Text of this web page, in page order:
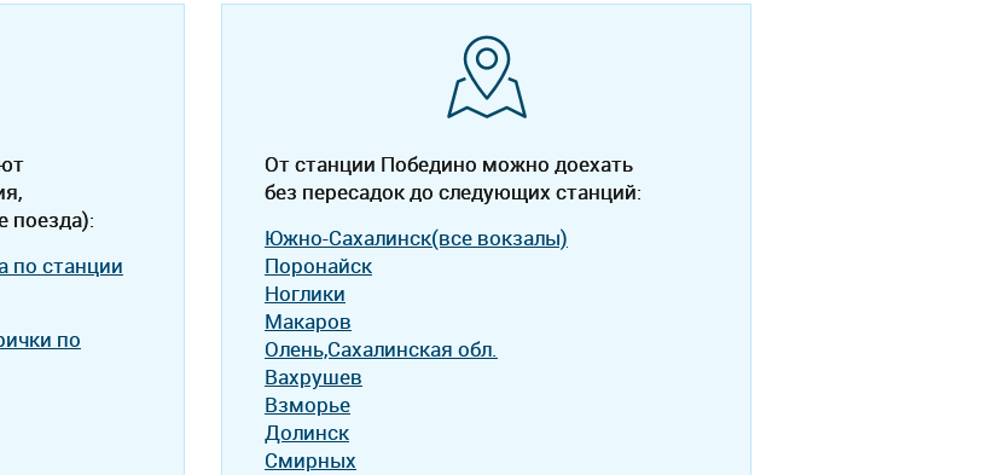
поезда):
по станции
по
От станции Победино можно доехать
без пересадок до следующих станций:
Южно-Сахалинск(все вокзалы)
Поронайск
Ноглики
Макаров
Олень,Сахалинская обл.
Вахрушев
Взморье
Долинск
Смирных